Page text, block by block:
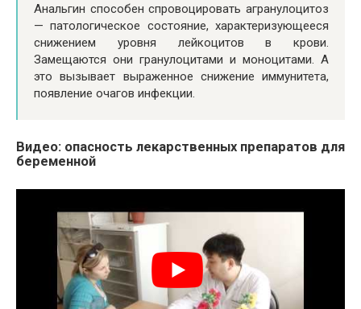
Анальгин способен спровоцировать агранулоцитоз
— патологическое состояние, характеризующееся
снижением уровня лейкоцитов в крови.
Замещаются они гранулоцитами и моноцитами. А
это вызывает выраженное снижение иммунитета,
появление очагов инфекции.
Видео: опасность лекарственных препаратов для
беременной